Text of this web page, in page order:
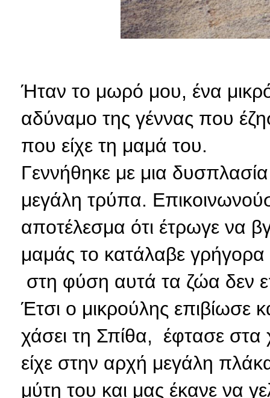
Ήταν το μωρό μου, ένα μικρό
αδύναμο της γέννας που
που είχε τη μαμά του.
Γεννήθηκε με μια
μεγάλη τρύπα.
αποτέλεσμα ότι έτρωγε να
μαμάς το κατάλαβε γρήγορα
στη φύση αυτά τα ζώα δεν
Έτσι ο μικρούλης επιβίωσε
χάσει τη Σπίθα, έφτασε στα
είχε στην αρχή μεγάλη
μύτη του και μας έκανε να